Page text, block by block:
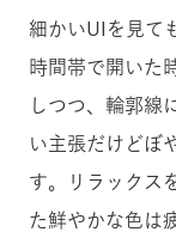
細かいUIを見て
時間帯で開いた
しつつ、輪郭線
い主張だけどぼ
す。リラックス
た鮮やかな色は